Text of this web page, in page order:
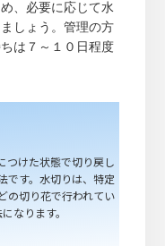
、必要に応じて水
しょう。管理の方
は７～１０日程度
つけた状態で切り戻し
です。水切りは、特定
の切り花で行われてい
なります。